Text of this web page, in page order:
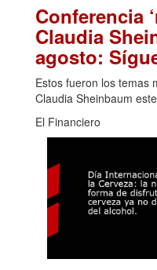
Conferencia
Claudia
agosto:
Estos fueron los temas
Claudia Sheinbaum
El Financiero